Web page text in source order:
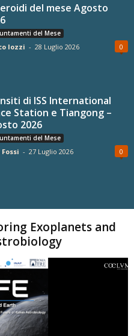
del mese Agosto
del Mese
Iozzi - 28 Luglio 2026 0
di ISS International
Station e Tiangong –
2026
del Mese
- 27 Luglio 2026 0
Exoplanets and